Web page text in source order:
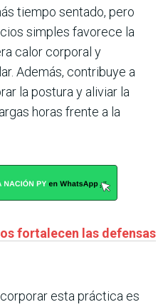
tiempo sentado, pero
simples favorece la
calor corporal y
Además, contribuye a
la postura y aliviar la
horas frente a la
fortalecen las defensas
esta práctica es